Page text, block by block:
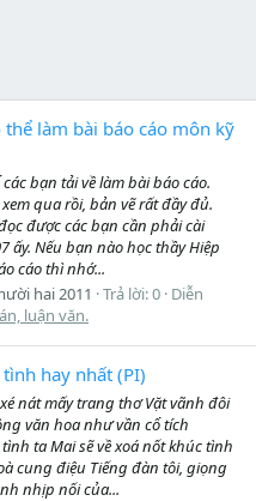
làm bài báo cáo môn kỹ
bạn tải về làm bài báo cáo.
qua rồi, bản vẽ rất đầy đủ.
được các bạn cần phải cài
ấy. Nếu bạn nào học thầy Hiệp
cáo thì nhớ...
hai 2011 Trả lời: 0 Diễn
luận văn.
hay nhất (PI)
nát mấy trang thơ Vặt vãnh đôi
văn hoa như vần cổ tích
ta Mai sẽ về xoá nốt khúc tình
cung điệu Tiếng đàn tôi, giọng
nhịp nối của...